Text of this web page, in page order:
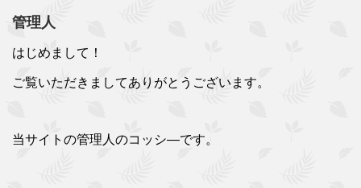
管理人
はじめまして！
ご覧いただきましてありがとうございます。
当サイトの管理人のコッシ―です。